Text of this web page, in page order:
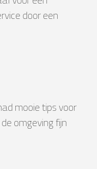
door een
mooie tips voor
omgeving fijn